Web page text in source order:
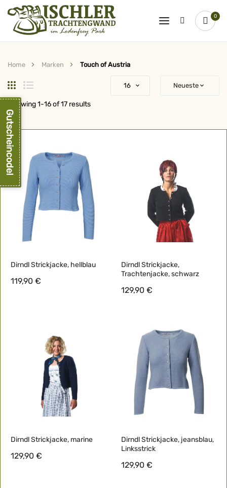
0
Home Marken Touch of Austria
Raster
Showing1-16of17 results
Dirndl Strickjacke, hellblau
119,90 €
Dirndl Strickjacke,
Trachtenjacke, schwarz
129,90 €
Dirndl Strickjacke, marine
129,90 €
Dirndl Strickjacke, jeansblau,
Linksstrick
129,90 €
Gutscheincode!